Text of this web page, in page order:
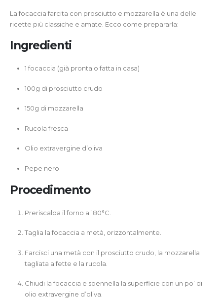
La focaccia farcita con prosciutto e mozzarella è una delle
ricette più classiche e amate. Ecco come prepararla:
Ingredienti
1 focaccia (già pronta o fatta in casa)
100g di prosciutto crudo
150g di mozzarella
Rucola fresca
Olio extravergine d’oliva
Pepe nero
Procedimento
Preriscalda il forno a 180°C.
Taglia la focaccia a metà, orizzontalmente.
Farcisci una metà con il prosciutto crudo, la mozzarella
tagliata a fette e la rucola.
Chiudi la focaccia e spennella la superficie con un po’ di
olio extravergine d’oliva.